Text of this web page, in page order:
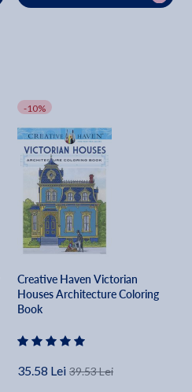
-10%
Creative Haven Victorian
Houses Architecture Coloring
Book
35.58 Lei 39.53 Lei